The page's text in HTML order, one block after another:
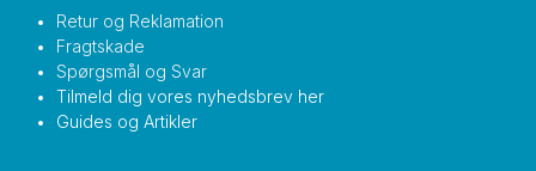
Retur og Reklamation
Fragtskade
Spørgsmål og Svar
Tilmeld dig vores nyhedsbrev her
Guides og Artikler